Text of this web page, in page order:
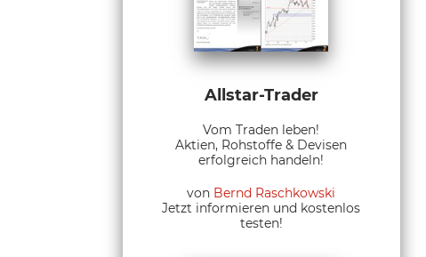
Allstar-Trader
Vom Traden leben!
Aktien, Rohstoffe & Devisen
erfolgreich handeln!
von Bernd Raschkowski
Jetzt informieren und kostenlos
testen!